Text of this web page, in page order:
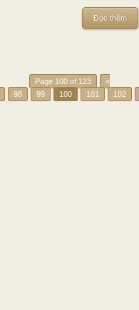
Đọc thêm
Page 100 of 123
«
98 99 100 101 102